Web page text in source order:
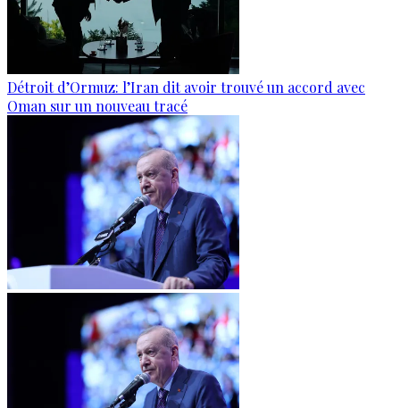
Détroit d’Ormuz: l’Iran dit avoir trouvé un accord avec
Oman sur un nouveau tracé